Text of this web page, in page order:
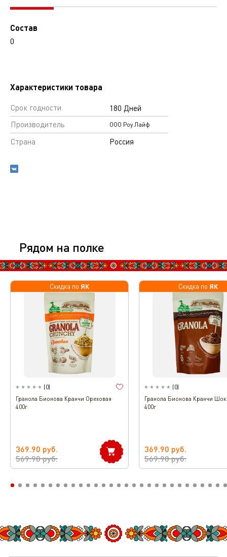
Состав
0
Характеристики товара
Срок годности
180 Дней
Производитель
ООО Роу Лайф
Страна Россия
Рядом на полке
Скидка по ЯК
(0)
Гранола Бионова Кранчи Ореховая
400г
369.90 руб.
569.90руб.
Скидка по ЯК
(0)
Гранола Бионова Кранчи
400г
369.90 руб.
569.90руб.